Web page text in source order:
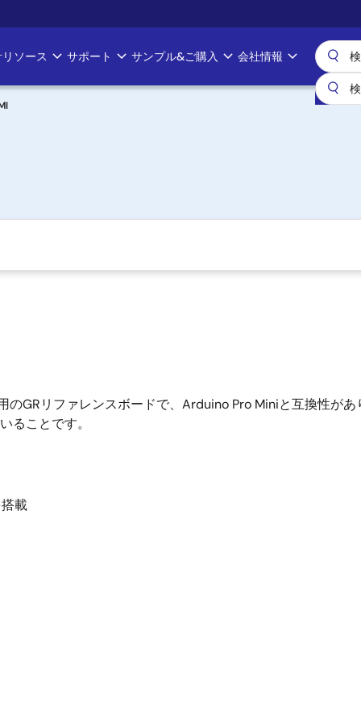
ソース サポート サンプル&ご購入 会社情報
のGRリファレンスボードで、Arduino Pro Miniと互換性が
ることです。
載